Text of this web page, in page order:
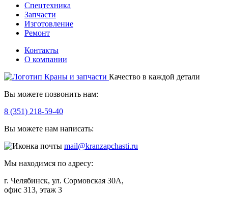
Спецтехника
Запчасти
Изготовление
Ремонт
Контакты
О компании
Качество в каждой детали
Вы можете позвонить нам:
8 (351) 218-59-40
Вы можете нам написать:
mail@kranzapchasti.ru
Мы находимся по адресу:
г. Челябинск, ул. Сормовская 30А,
офис 313, этаж 3